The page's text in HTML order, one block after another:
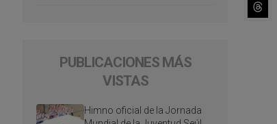
PUBLICACIONES MÁS
VISTAS
Himno oficial de la Jornada